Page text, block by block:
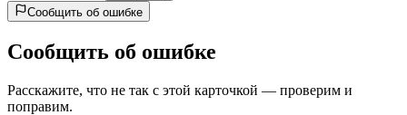
Сообщить об ошибке
Сообщить об ошибке
Расскажите, что не так с этой карточкой — проверим и
поправим.